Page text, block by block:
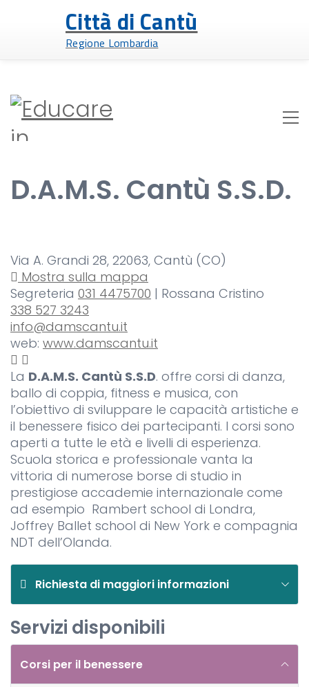
Città di Cantù
Regione Lombardia
D.A.M.S. Cantù S.S.D.
Via A. Grandi 28, 22063, Cantù (CO)
Mostra sulla mappa
Segreteria 031 4475700 | Rossana Cristino
338 527 3243
info@damscantu.it
web: www.damscantu.it
La D.A.M.S. Cantù S.S.D. offre corsi di danza,
ballo di coppia, fitness e musica, con
l’obiettivo di sviluppare le capacità artistiche e
il benessere fisico dei partecipanti. I corsi sono
aperti a tutte le età e livelli di esperienza.
Scuola storica e professionale vanta la
vittoria di numerose borse di studio in
prestigiose accademie internazionale come
ad esempio Rambert school di Londra,
Joffrey Ballet school di New York e compagnia
NDT dell’Olanda.
Richiesta di maggiori informazioni
Servizi disponibili
Corsi per il benessere